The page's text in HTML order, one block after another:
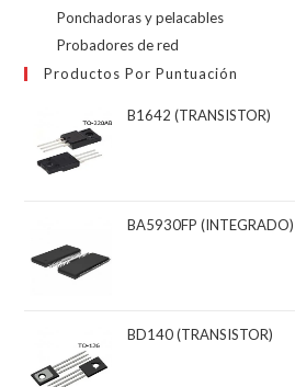
Ponchadoras y pelacables
Probadores de red
Productos Por Puntuación
B1642 (TRANSISTOR)
BA5930FP (INTEGRADO)
BD140 (TRANSISTOR)